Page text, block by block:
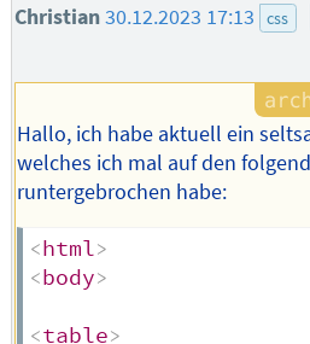
Christian30.12.2023 17:13 css
Hallo, ich habe aktuell ein
welches ich mal auf den
runtergebrochen habe:
<html>
<body>
<table>